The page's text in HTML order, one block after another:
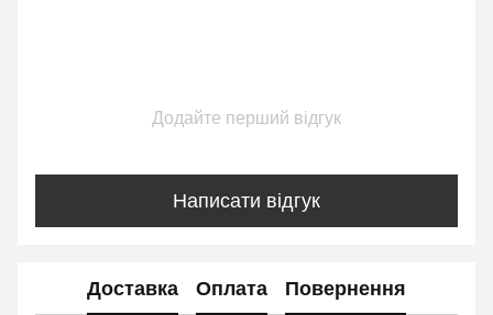
Додайте перший відгук
Написати відгук
Доставка Оплата Повернення